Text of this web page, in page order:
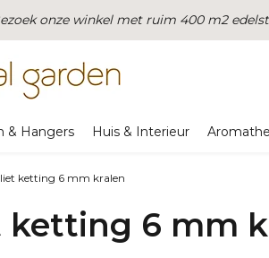
onze winkel met ruim 400 m2
& Hangers Huis & Interieur
ketting 6 mm kralen
ketting 6 mm